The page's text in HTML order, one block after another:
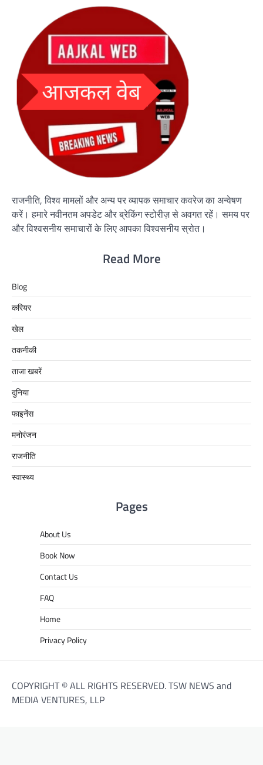
राजनीति, विश्व मामलों और अन्य पर व्यापक समाचार कवरेज का अन्वेषण
करें। हमारे नवीनतम अपडेट और ब्रेकिंग स्टोरीज़ से अवगत रहें। समय पर
और विश्वसनीय समाचारों के लिए आपका विश्वसनीय स्रोत।
Read More
Blog
करियर
खेल
तकनीकी
ताजा खबरें
दुनिया
फाइनेंस
मनोरंजन
राजनीति
स्वास्थ्य
Pages
About Us
Book Now
Contact Us
FAQ
Home
Privacy Policy
COPYRIGHT © ALL RIGHTS RESERVED. TSW NEWS and
MEDIA VENTURES, LLP